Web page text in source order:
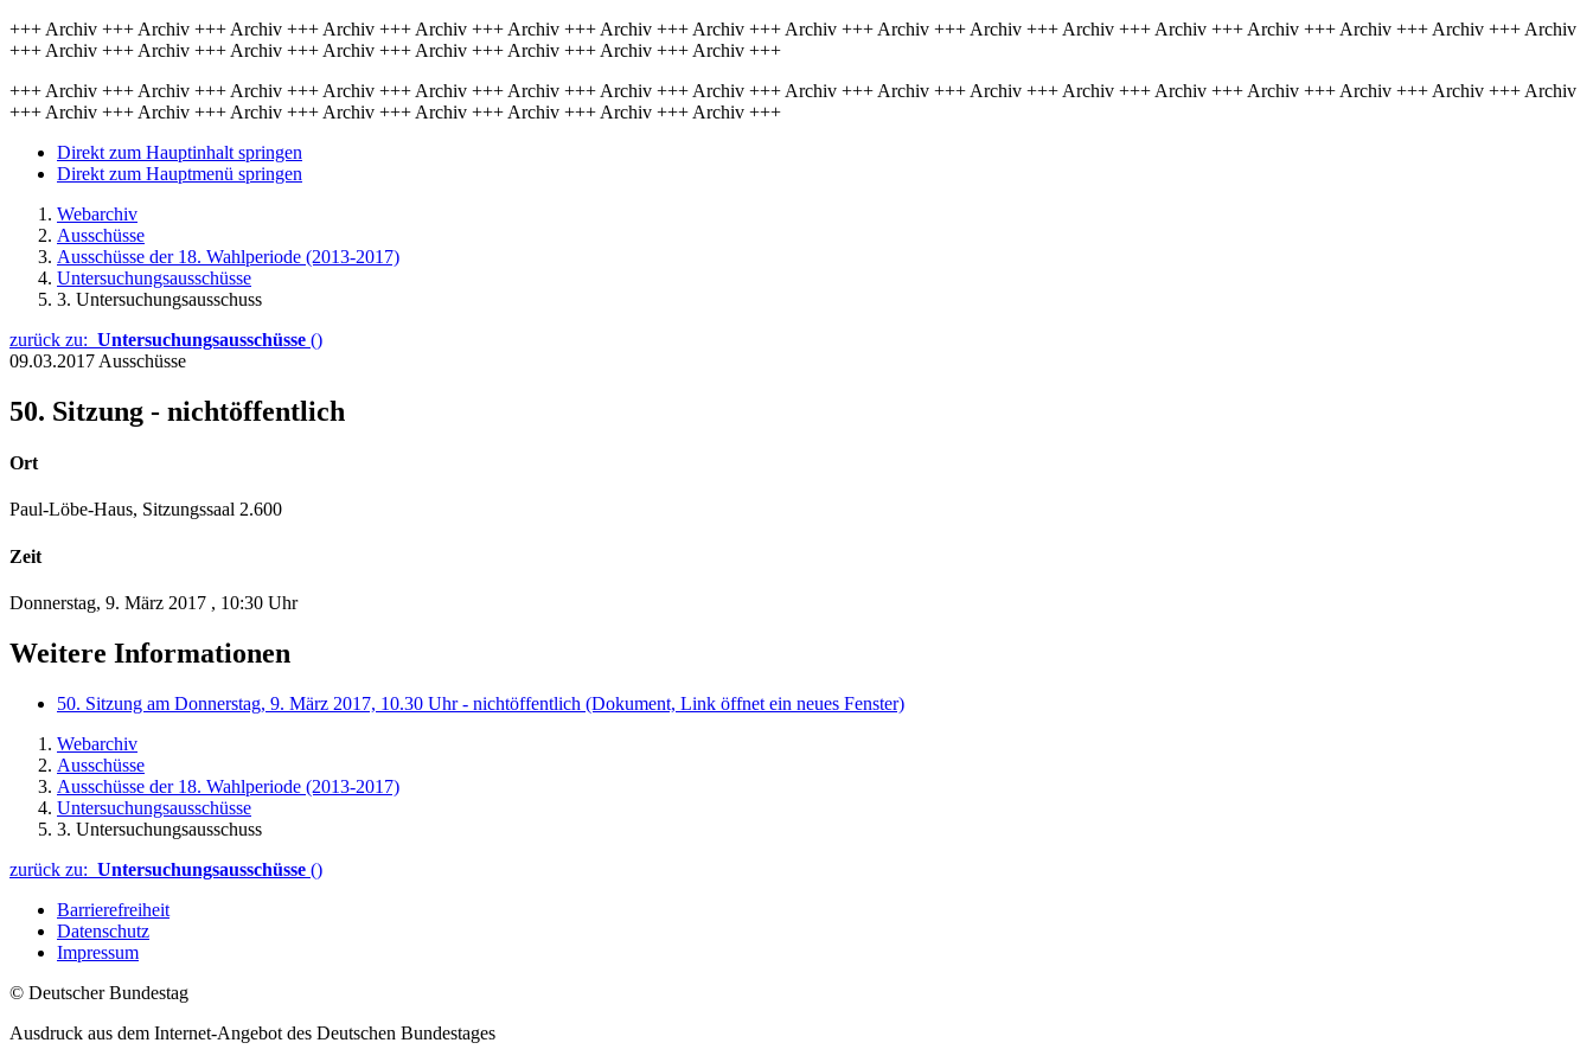
+++ Archiv +++ Archiv +++ Archiv +++ Archiv +++ Archiv +++ Archiv +++ Archiv +++ Archiv +++ Archiv +++ Archiv +++ Archiv +++ Archiv +++ Archiv +++ Archiv +++ Archiv +++ Archiv +++ Archiv
+++ Archiv +++ Archiv +++ Archiv +++ Archiv +++ Archiv +++ Archiv +++ Archiv +++ Archiv +++
+++ Archiv +++ Archiv +++ Archiv +++ Archiv +++ Archiv +++ Archiv +++ Archiv +++ Archiv +++ Archiv +++ Archiv +++ Archiv +++ Archiv +++ Archiv +++ Archiv +++ Archiv +++ Archiv +++ Archiv
+++ Archiv +++ Archiv +++ Archiv +++ Archiv +++ Archiv +++ Archiv +++ Archiv +++ Archiv +++
Direkt zum Hauptinhalt springen
Direkt zum Hauptmenü springen
Webarchiv
Ausschüsse
Ausschüsse der 18. Wahlperiode (2013-2017)
Untersuchungsausschüsse
3. Untersuchungsausschuss
zurück zu: Untersuchungsausschüsse ()
09.03.2017 Ausschüsse
50. Sitzung - nichtöffentlich
Ort
Paul-Löbe-Haus, Sitzungssaal 2.600
Zeit
Donnerstag, 9. März 2017 , 10:30 Uhr
Weitere Informationen
50. Sitzung am Donnerstag, 9. März 2017, 10.30 Uhr - nichtöffentlich (Dokument, Link öffnet ein neues Fenster)
Webarchiv
Ausschüsse
Ausschüsse der 18. Wahlperiode (2013-2017)
Untersuchungsausschüsse
3. Untersuchungsausschuss
zurück zu: Untersuchungsausschüsse ()
Barrierefreiheit
Datenschutz
Impressum
© Deutscher Bundestag
Ausdruck aus dem Internet-Angebot des Deutschen Bundestages